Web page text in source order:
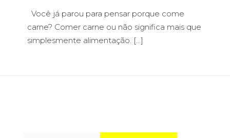
Você já parou para pensar porque come
carne? Comer carne ou não significa mais que
simplesmente alimentação. […]